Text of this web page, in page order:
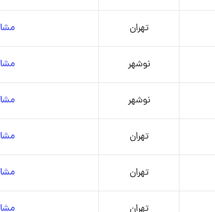
تهران
نوشهر
نوشهر
تهران
تهران
تهران